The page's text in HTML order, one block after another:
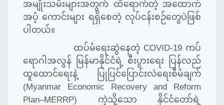
အမျိုးသမီးများအတွက် ထိရောက်တဲ့ အထောက်
အပံ့ ကောင်းများ ရရှိစေတဲ့ လုပ်ငန်းစဉ်တွေပဲဖြစ်
ပါတယ်။
ထပ်မံရေးဆွဲနေတဲ့ COVID-19 ကပ်
ရောဂါအလွန် မြန်မာနိုင်ငံရဲ့ စီးပွားရေး ပြန်လည်
ထူထောင်ရေးနဲ့ ပြုပြင်ပြောင်းလဲရေးစီမံချက်
(Myanmar Economic Recovery and Reform
Plan–MERRP) ကဲ့သို့သော နိုင်ငံတော်ရဲ့